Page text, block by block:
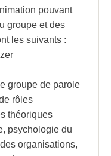
pouvant
groupe et des
les suivants :
groupe de parole
rôles
théoriques
psychologie du
organisations,